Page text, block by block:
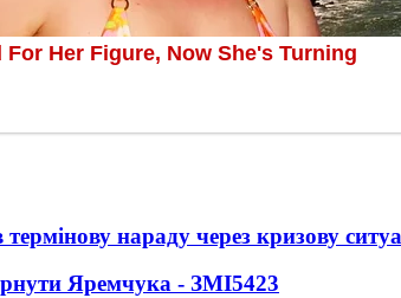
нараду через кризову
Яремчука - ЗМІ5423